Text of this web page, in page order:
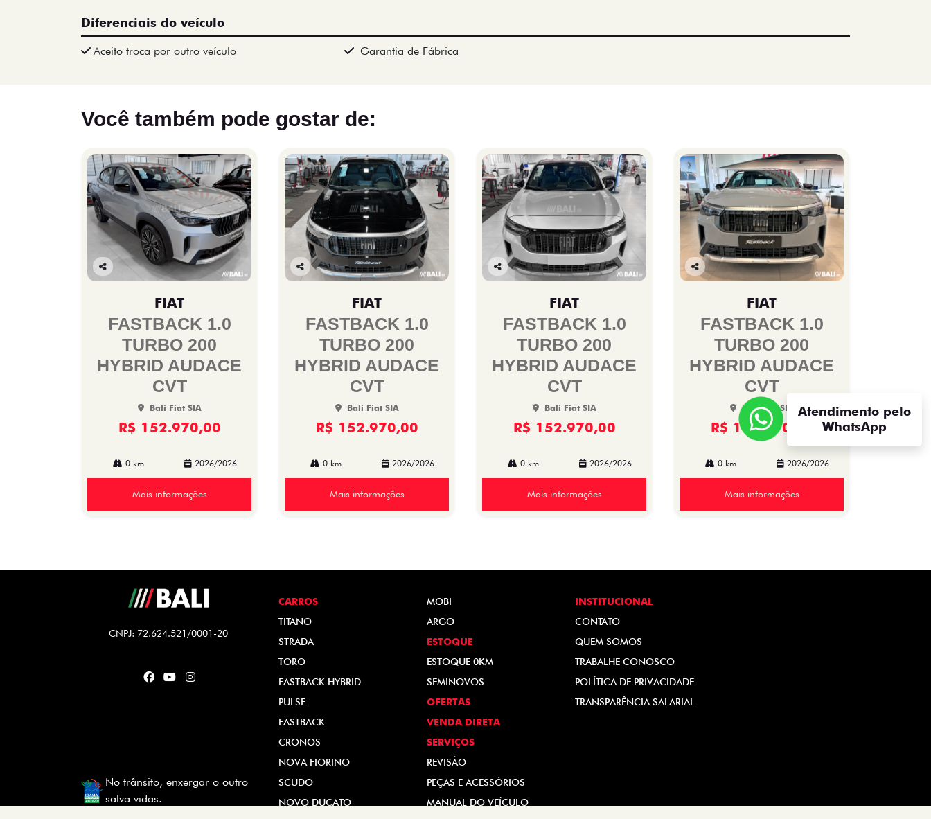
Diferenciais do veículo
Aceito troca por outro veículo Garantia de Fábrica
Você também pode gostar de:
Co
FIAT
FASTBACK 1.0
TURBO 200
HYBRID AUDACE
CVT
Bali Fiat SIA
R$ 152.970,00
0 km 2026/2026
Mais informações
Co
FIAT
FASTBACK 1.0
TURBO 200
HYBRID AUDACE
CVT
Bali Fiat SIA
R$ 152.970,00
0 km 2026/2026
Mais informações
Co
FIAT
FASTBACK 1.0
TURBO 200
HYBRID AUDACE
CVT
Bali Fiat SIA
R$ 152.970,00
0 km 2026/2026
Mais informações
Co
FIAT
FASTBACK 1.0
TURBO 200
HYBRID AUDACE
CVT
Bali Fiat SIA
R$ 152.970,00
0 km 2026/2026
Mais informações
CNPJ: 72.624.521/0001-20
No trânsito, enxergar o outro
salva vidas.
CARROS
TITANO
STRADA
TORO
FASTBACK HYBRID
PULSE
FASTBACK
CRONOS
NOVA FIORINO
SCUDO
NOVO DUCATO
MOBI
ARGO
ESTOQUE
ESTOQUE 0KM
SEMINOVOS
OFERTAS
VENDA DIRETA
SERVIÇOS
REVISÃO
PEÇAS E ACESSÓRIOS
MANUAL DO VEÍCULO
INSTITUCIONAL
CONTATO
QUEM SOMOS
TRABALHE CONOSCO
POLÍTICA DE PRIVACIDADE
TRANSPARÊNCIA SALARIAL
Atendimento pelo
WhatsApp